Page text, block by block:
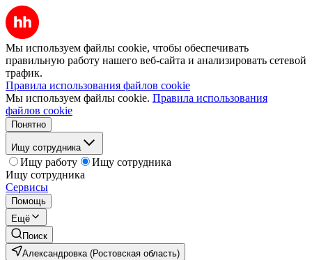
Мы используем файлы cookie, чтобы обеспечивать
правильную работу нашего веб-сайта и анализировать сетевой
трафик.
Правила использования файлов cookie
Мы используем файлы cookie. Правила использования
файлов cookie
Понятно
Ищу сотрудника
Ищу работу
Ищу сотрудника
Ищу сотрудника
Сервисы
Помощь
Ещё
Поиск
Александровка (Ростовская область)